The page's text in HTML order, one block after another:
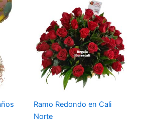
Ramo Redondo en Cali
Norte